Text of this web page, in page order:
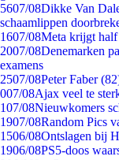
5607/08Dikke Van
schaamlippen
1607/08Meta krijgt half
2007/08Denemarken
examens
2507/08Peter Faber
007/08Ajax veel te
107/08Nieuwkomers
1907/08Random Pics
1506/08Ontslagen bij
1906/08PS5-doos